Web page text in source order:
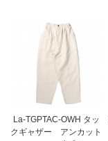
La-TGPTAC-OWH タッ
クギャザー アンカット